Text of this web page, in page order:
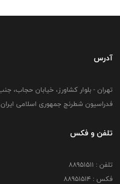
آدرس
فدراسیون شطرنج جمهوری اسلامی ایران
تلفن و فکس
تلفن : 88951511
فکس : 88951514